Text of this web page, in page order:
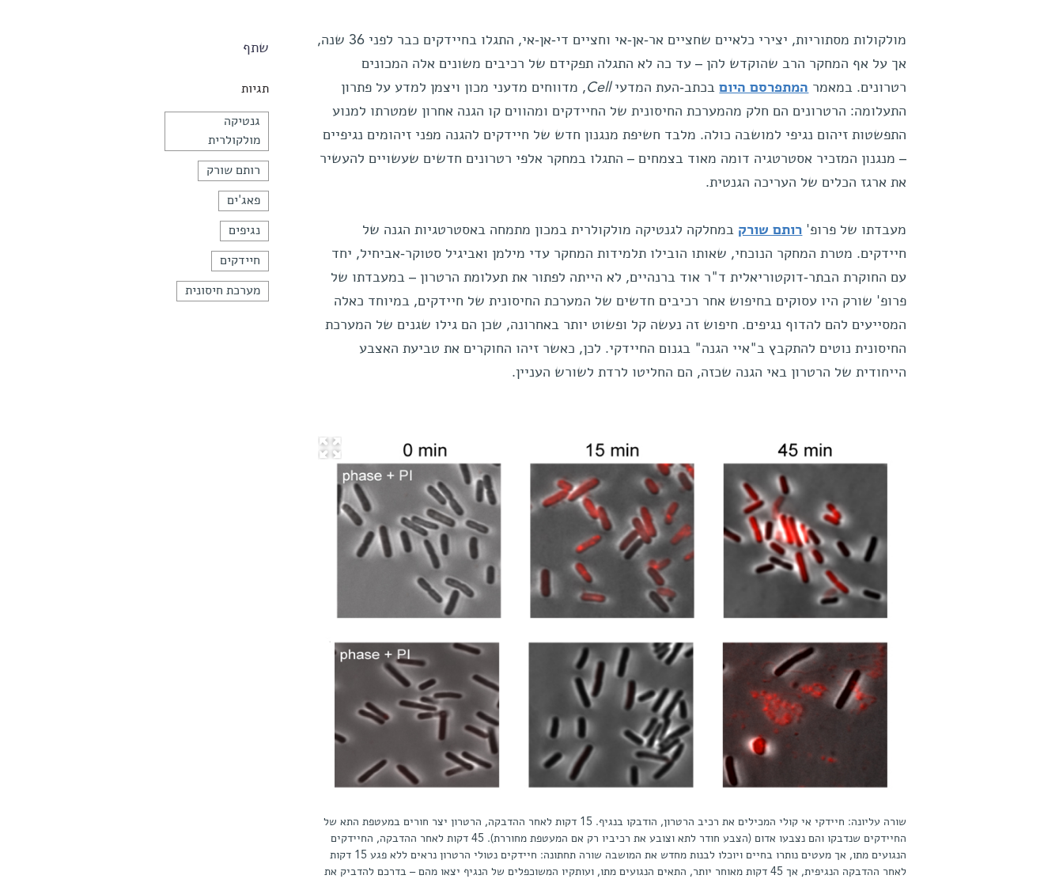
שתף
תגיות
גנטיקה
מולקולרית
רותם שורק
פאג'ים
נגיפים
חיידקים
מערכת חיסונית
מולקולות מסתוריות, יצירי כלאיים שחציים אר-אן-אי וחציים די-אן-אי, התגלו בחיידקים כבר לפני 36 שנה,
אך על אף המחקר הרב שהוקדש להן – עד כה לא התגלה תפקידם של רכיבים משונים אלה המכונים
רטרונים. במאמר המתפרסם היוםבכתב-העת המדעיCell, מדווחים מדעני מכון ויצמן למדע על פתרון
התעלומה: הרטרונים הם חלק מהמערכת החיסונית של החיידקים ומהווים קו הגנה אחרון שמטרתו למנוע
התפשטות זיהום נגיפי למושבה כולה. מלבד חשיפת מנגנון חדש של חיידקים להגנה מפני זיהומים נגיפיים
– מנגנון המזכיר אסטרטגיה דומה מאוד בצמחים – התגלו במחקר אלפי רטרונים חדשים שעשויים להעשיר
את ארגז הכלים של העריכה הגנטית.
מעבדתו של פרופ' רותם שורק במחלקה לגנטיקה מולקולרית במכון מתמחה באסטרטגיות הגנה של
חיידקים. מטרת המחקר הנוכחי, שאותו הובילו תלמידות המחקר עדי מילמן ואביגיל סטוקר-אביחיל, יחד
עם החוקרת הבתר-דוקטוריאלית ד"ר אוד ברנהיים, לא הייתה לפתור את תעלומת הרטרון – במעבדתו של
פרופ' שורק היו עסוקים בחיפוש אחר רכיבים חדשים של המערכת החיסונית של חיידקים, במיוחד כאלה
המסייעים להם להדוף נגיפים. חיפוש זה נעשה קל ופשוט יותר באחרונה, שכן הם גילו שגנים של המערכת
החיסונית נוטים להתקבץ ב"איי הגנה" בגנום החיידקי. לכן, כאשר זיהו החוקרים את טביעת האצבע
הייחודית של הרטרון באי הגנה שכזה, הם החליטו לרדת לשורש העניין.
שורה עליונה: חיידקי אי קולי המכילים את רכיב הרטרון, הודבקו בנגיף. 15 דקות לאחר ההדבקה, הרטרון יצר חורים במעטפת התא של
החיידקים שנדבקו והם נצבעו אדום (הצבע חודר לתא וצובע את רכיביו רק אם המעטפת מחוררת). 45 דקות לאחר ההדבקה, החיידקים
הנגועים מתו, אך מעטים נותרו בחיים ויוכלו לבנות מחדש את המושבה שורה תחתונה: חיידקים נטולי הרטרון נראים ללא פגע 15 דקות
לאחר ההדבקה הנגיפית, אך 45 דקות מאוחר יותר, התאים הנגועים מתו, ועותקיו המשוכפלים של הנגיף יצאו מהם – בדרכם להדביק את